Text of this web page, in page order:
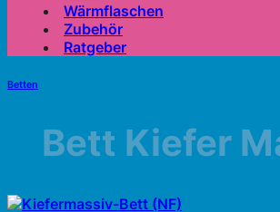
Wärmflaschen
Zubehör
Ratgeber
Betten
Bett Kiefer